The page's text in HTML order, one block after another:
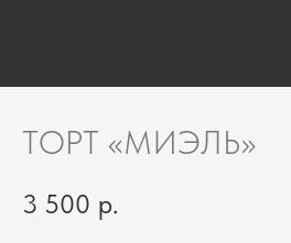
ТОРТ «МИЭЛЬ»
3 500 р.